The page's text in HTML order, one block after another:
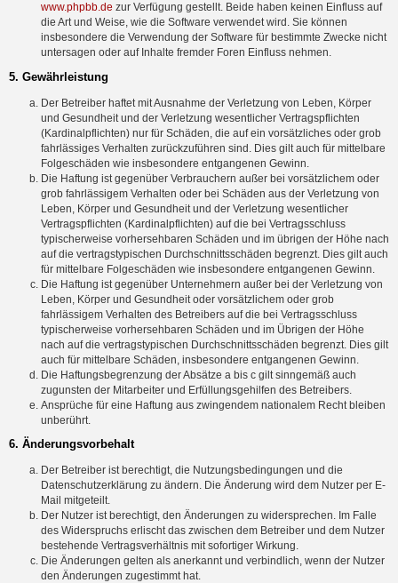
www.phpbb.de zur Verfügung gestellt. Beide haben keinen Einfluss auf
die Art und Weise, wie die Software verwendet wird. Sie können
insbesondere die Verwendung der Software für bestimmte Zwecke nicht
untersagen oder auf Inhalte fremder Foren Einfluss nehmen.
5. Gewährleistung
Der Betreiber haftet mit Ausnahme der Verletzung von Leben, Körper
und Gesundheit und der Verletzung wesentlicher Vertragspflichten
(Kardinalpflichten) nur für Schäden, die auf ein vorsätzliches oder grob
fahrlässiges Verhalten zurückzuführen sind. Dies gilt auch für mittelbare
Folgeschäden wie insbesondere entgangenen Gewinn.
Die Haftung ist gegenüber Verbrauchern außer bei vorsätzlichem oder
grob fahrlässigem Verhalten oder bei Schäden aus der Verletzung von
Leben, Körper und Gesundheit und der Verletzung wesentlicher
Vertragspflichten (Kardinalpflichten) auf die bei Vertragsschluss
typischerweise vorhersehbaren Schäden und im übrigen der Höhe nach
auf die vertragstypischen Durchschnittsschäden begrenzt. Dies gilt auch
für mittelbare Folgeschäden wie insbesondere entgangenen Gewinn.
Die Haftung ist gegenüber Unternehmern außer bei der Verletzung von
Leben, Körper und Gesundheit oder vorsätzlichem oder grob
fahrlässigem Verhalten des Betreibers auf die bei Vertragsschluss
typischerweise vorhersehbaren Schäden und im Übrigen der Höhe
nach auf die vertragstypischen Durchschnittsschäden begrenzt. Dies gilt
auch für mittelbare Schäden, insbesondere entgangenen Gewinn.
Die Haftungsbegrenzung der Absätze a bis c gilt sinngemäß auch
zugunsten der Mitarbeiter und Erfüllungsgehilfen des Betreibers.
Ansprüche für eine Haftung aus zwingendem nationalem Recht bleiben
unberührt.
6. Änderungsvorbehalt
Der Betreiber ist berechtigt, die Nutzungsbedingungen und die
Datenschutzerklärung zu ändern. Die Änderung wird dem Nutzer per E-
Mail mitgeteilt.
Der Nutzer ist berechtigt, den Änderungen zu widersprechen. Im Falle
des Widerspruchs erlischt das zwischen dem Betreiber und dem Nutzer
bestehende Vertragsverhältnis mit sofortiger Wirkung.
Die Änderungen gelten als anerkannt und verbindlich, wenn der Nutzer
den Änderungen zugestimmt hat.